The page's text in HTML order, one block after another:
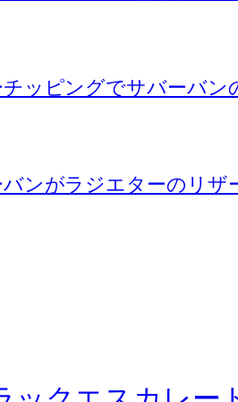
ッピングでサバーバン
ンがラジエターのリザ